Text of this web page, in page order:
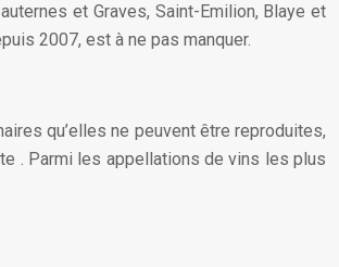
et Graves, Saint-Emilion, Blaye et
2007, est à ne pas manquer.
qu’elles ne peuvent être reproduites,
. Parmi les appellations de vins les plus